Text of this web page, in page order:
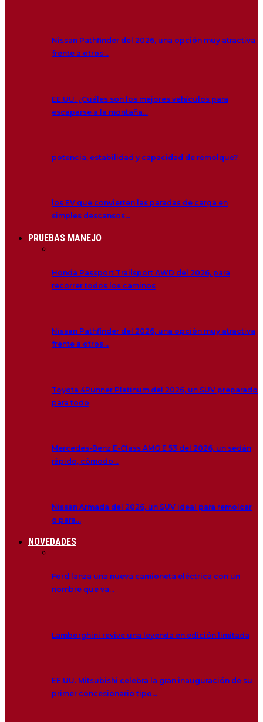
Nissan Pathfinder del 2026, una opción muy atractiva
frente a otros…
EE.UU. ¿Cuáles son los mejores vehículos para
escaparse a la montaña…
potencia, estabilidad y capacidad de remolque?
los EV que convierten las paradas de carga en
simples descansos…
PRUEBAS MANEJO
Honda Passport Trailsport AWD del 2026, para
recorrer todos los caminos
Nissan Pathfinder del 2026, una opción muy atractiva
frente a otros…
Toyota 4Runner Platinum del 2026, un SUV preparado
para todo
Mercedes-Benz E-Class AMG E 53 del 2026, un sedán
rápido, cómodo…
Nissan Armada del 2026, un SUV ideal para remolcar
o para…
NOVEDADES
Ford lanza una nueva camioneta eléctrica con un
nombre que va…
Lamborghini revive una leyenda en edición limitada
EE.UU. Mitsubishi celebra la gran inauguración de su
primer concesionario tipo…